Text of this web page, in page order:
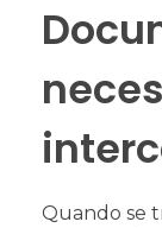
Quando se